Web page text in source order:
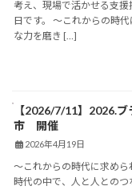
考え、現場で活かせる支
日です。 ～これからの時
な力を磨き […]
【2026/7/11】2026.
市 開催
2026年4月19日
～これからの時代に求め
時代の中で、人と人とのつ